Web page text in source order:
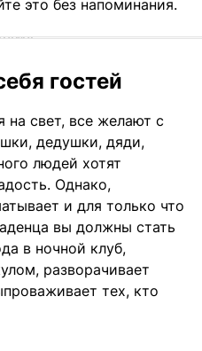
это без напоминания.
гостей
на свет, все желают с
дедушки, дяди,
людей хотят
Однако,
и для только что
вы должны стать
в ночной клуб,
разворачивает
тех, кто